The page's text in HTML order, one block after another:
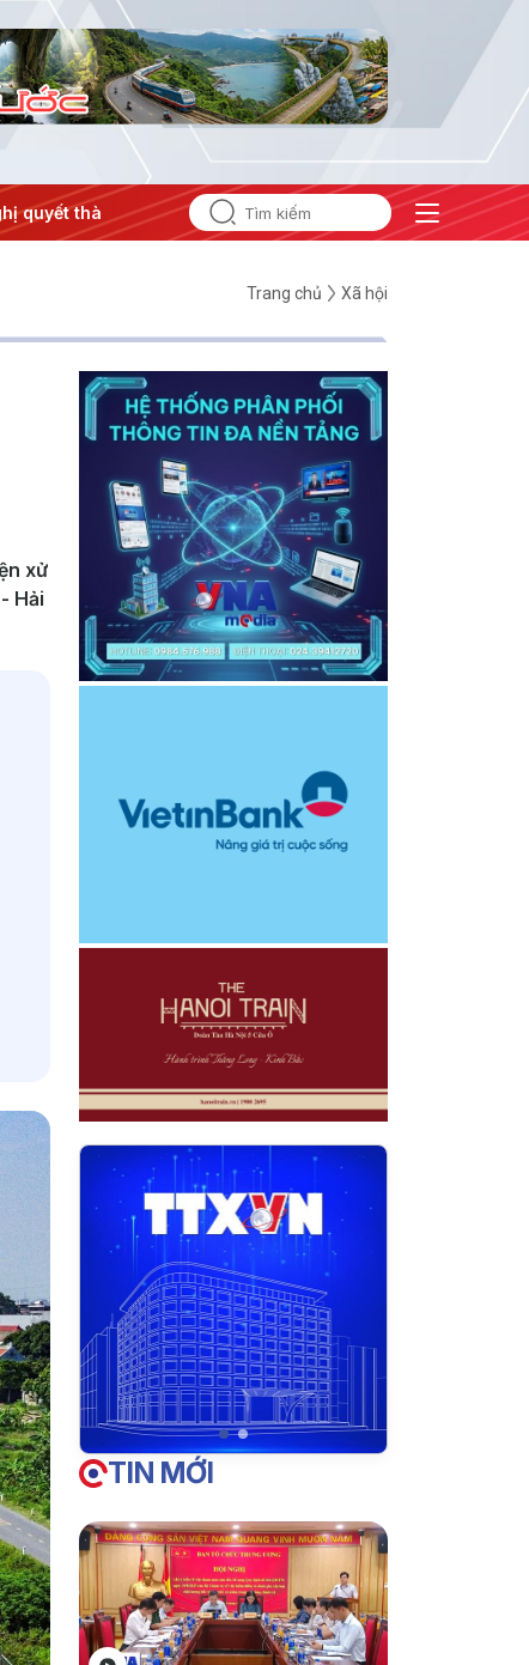
quyết thành hành động #Chiến dịch 500 ngày đêm
Trang chủ Xã hội
xử
Hải
TIN MỚI